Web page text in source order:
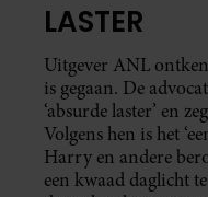
LASTER
Uitgever ANL
is gegaan. De
‘absurde laster’ en
Volgens hen is het
Harry en andere
een kwaad daglicht